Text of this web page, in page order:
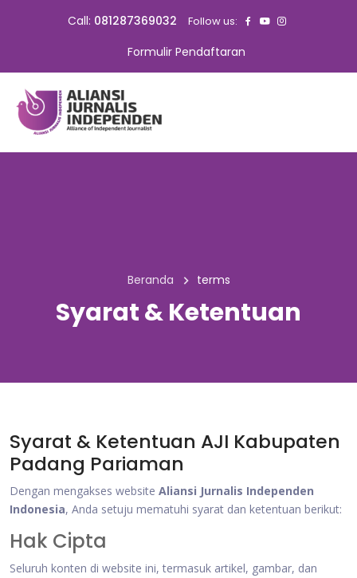
Call: 081287369032 Follow us:
Formulir Pendaftaran
Beranda terms
Syarat & Ketentuan
Syarat & Ketentuan AJI Kabupaten
Padang Pariaman
Dengan mengakses website Aliansi Jurnalis Independen
Indonesia, Anda setuju mematuhi syarat dan ketentuan berikut:
Hak Cipta
Seluruh konten di website ini, termasuk artikel, gambar, dan